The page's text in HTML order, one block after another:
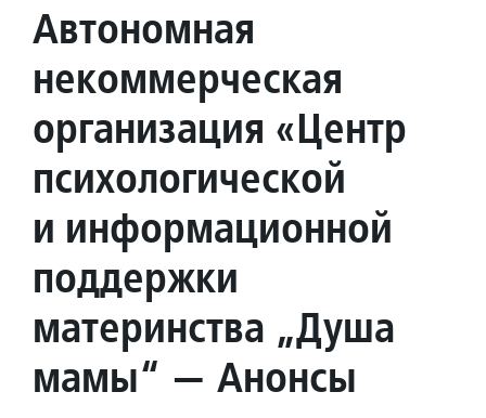
Автономная
некоммерческая
организация «Центр
психологической
и информационной
поддержки
материнства „Душа
мамы“ — Анонсы